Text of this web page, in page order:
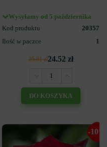
Wysyłamy od 5 października
Kod produktu
20357
Ilość w paczce
1
25.81 zł24.52 zł
DO KOSZYKA
-10%